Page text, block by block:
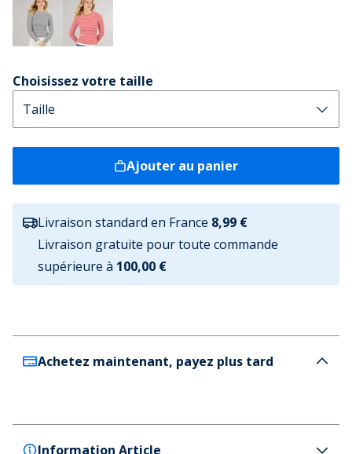
Choisissez votre taille
Ajouter au panier
Livraison standard en France 8,99 €
Livraison gratuite pour toute commande
supérieure à 100,00 €
Achetez maintenant, payez plus tard
Information Article